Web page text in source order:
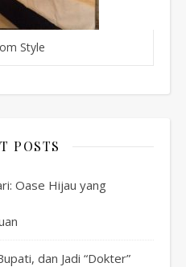
Style
POSTS
Oase Hijau yang
dan Jadi “Dokter”